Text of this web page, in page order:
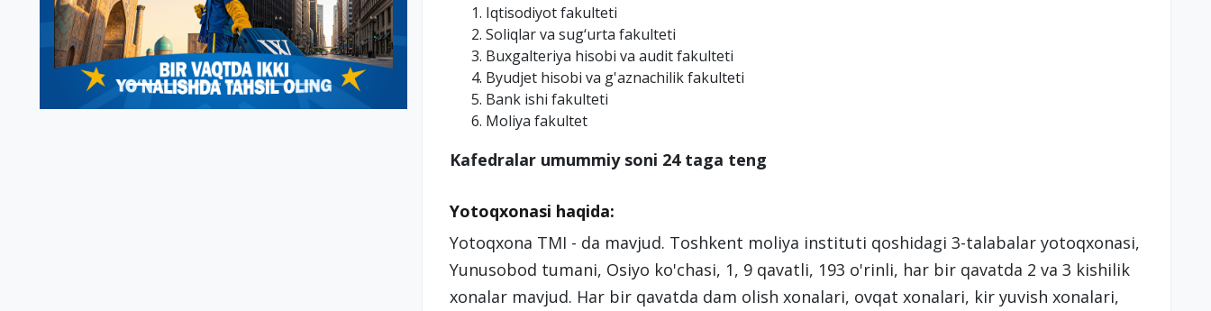
Iqtisodiyot fakulteti
Soliqlar va sug‘urta fakulteti
Buxgalteriya hisobi va audit fakulteti
Byudjet hisobi va g'aznachilik fakulteti
Bank ishi fakulteti
Moliya fakultet
Kafedralar umummiy soni 24 taga teng
Yotoqxonasi haqida:
Yotoqxona TMI - da mavjud. Toshkent moliya instituti qoshidagi 3-talabalar yotoqxonasi,
Yunusobod tumani, Osiyo ko'chasi, 1, 9 qavatli, 193 o'rinli, har bir qavatda 2 va 3 kishilik
xonalar mavjud. Har bir qavatda dam olish xonalari, ovqat xonalari, kir yuvish xonalari,